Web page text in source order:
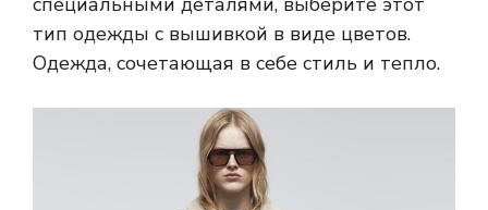
тип одежды с вышивкой в ​​​​виде цветов.
Одежда, сочетающая в себе стиль и тепло.